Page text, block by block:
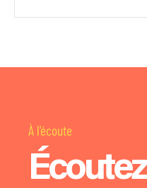
À l'écoute
Écoutez